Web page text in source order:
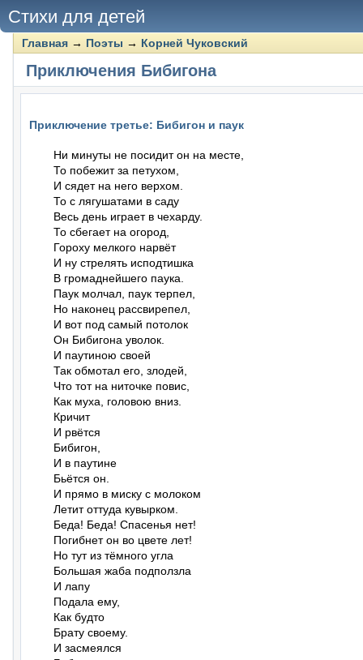
Стихи для детей
Главная → Поэты → Корней Чуковский
Приключения Бибигона
Приключение третье: Бибигон и паук
Ни минуты не посидит он на месте,
То побежит за петухом,
И сядет на него верхом.
То с лягушатами в саду
Весь день играет в чехарду.
То сбегает на огород,
Гороху мелкого нарвёт
И ну стрелять исподтишка
В громаднейшего паука.
Паук молчал, паук терпел,
Но наконец рассвирепел,
И вот под самый потолок
Он Бибигона уволок.
И паутиною своей
Так обмотал его, злодей,
Что тот на ниточке повис,
Как муха, головою вниз.
Кричит
И рвётся
Бибигон,
И в паутине
Бьётся он.
И прямо в миску с молоком
Летит оттуда кувырком.
Беда! Беда! Спасенья нет!
Погибнет он во цвете лет!
Но тут из тёмного угла
Большая жаба подползла
И лапу
Подала ему,
Как будто
Брату своему.
И засмеялся